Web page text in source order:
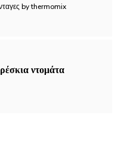
by thermomix
ντομάτα